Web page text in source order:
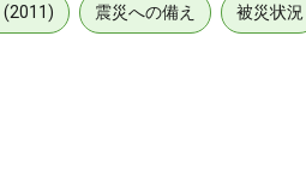
(2011) 震災への備え 被災状況